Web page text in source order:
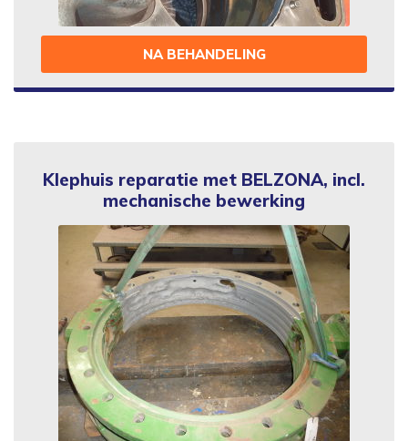
NA BEHANDELING
Klephuis reparatie met BELZONA, incl.
mechanische bewerking